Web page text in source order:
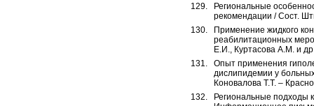
Региональные
рекомендации / Сост.
Применение жидкого
реабилитационных
Е.И., Куртасова А.М. и
Опыт применения
дислипидемии у
Коновалова Т.Т. –
Региональные подходы